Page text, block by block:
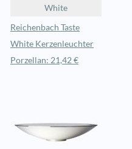
White
Reichenbach Taste
White Kerzenleuchter
Porzellan: 21,42 €